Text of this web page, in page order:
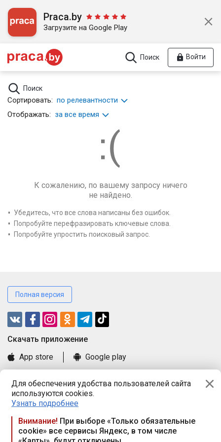
Для обеспечения удобства пользователей сайта
используются cookies.
Узнать подробнее
Внимание! При выборе «Только обязательные
cookie» все сервисы Яндекс, в том числе
Praca.by
Загрузите на Google Play
Поиск Войти
Поиск
Сортировать: по релевантности
Отображать: за все время
К сожалению, по вашему запросу ничего
не найдено.
Убедитесь, что все слова написаны без ошибок.
Попробуйте перефразировать ключевые слова.
Попробуйте упростить поисковый запрос.
Полная версия
Cкачать приложение
App store
Google play
Книга замечаний и предложений
Правила и документы
Praca.by © 2000—2026, ООО «ПРАЦА БАЙ»
Республика Беларусь, 220114, г. Минск, пр-т Независимости
117а, пом. № 9.